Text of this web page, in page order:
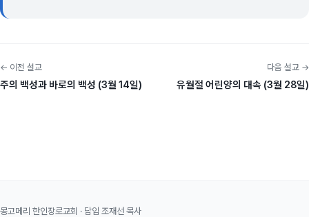
← 이전 설교
주의 백성과 바로의 백성 (3월 14일)
다음 설교 →
유월절 어린양의 대속 (3월 28일)
몽고메리 한인장로교회 · 담임 조재선 목사